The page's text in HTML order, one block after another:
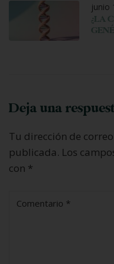
junio
¿LA
Deja una
Tu dirección de
publicada. Los
con *